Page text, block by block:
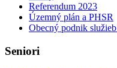
Referendum 2023
Územný plán a PHSR
Obecný podnik
Seniori